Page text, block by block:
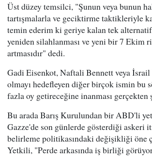
Üst düzey temsilci, "Şunun veya bunun
tartışmalarla ve geciktirme taktikleriyle
temin ederim ki geriye kalan tek
yeniden silahlanması ve yeni bir 7 Ekim
artmasıdır" dedi.
Gadi Eisenkot, Naftali Bennett veya İsrail
olmayı hedefleyen diğer birçok ismin bu
fazla oy getireceğine inanması gerçekten
Bu arada Barış Kurulundan bir ABD'li
Gazze'de son günlerde gösterdiği askeri
belirleme politikasındaki değişikliği öne
Yetkili, "Perde arkasında iş birliği